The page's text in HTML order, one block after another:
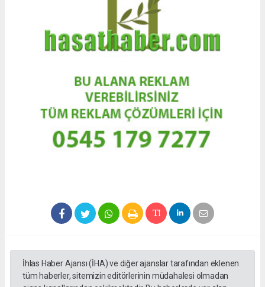
İhlas Haber Ajansı (İHA) ve diğer ajanslar tarafından eklenen
tüm haberler, sitemizin editörlerinin müdahalesi olmadan